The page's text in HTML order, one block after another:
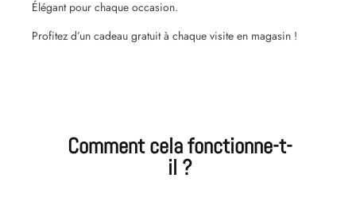
Élégant pour chaque occasion.
Profitez d’un cadeau gratuit à chaque visite en magasin !
Comment cela fonctionne-t-
il ?